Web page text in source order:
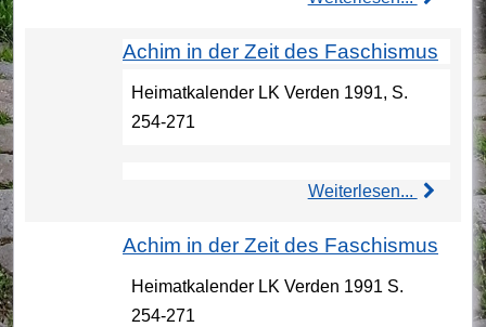
Achim in der Zeit des Faschismus
Heimatkalender LK Verden 1991, S.
254-271
Weiterlesen...
Achim in der Zeit des Faschismus
Heimatkalender LK Verden 1991 S.
254-271